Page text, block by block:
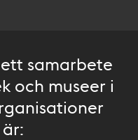
samarbete
och museer i